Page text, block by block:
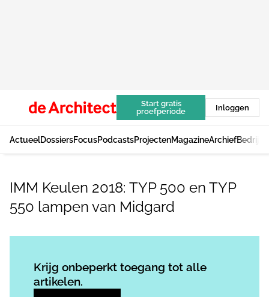
Start gratis
proefperiode
Inloggen
ActueelDossiersFocusPodcastsProjectenMagazineArchief
IMM Keulen 2018: TYP 500 en TYP
550 lampen van Midgard
Krijg onbeperkt toegang tot alle
artikelen.